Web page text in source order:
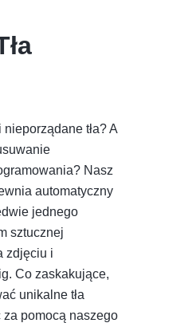
tła? A
Nasz
automatyczny
jednego
sztucznej
zdjęciu i
Co zaskakujące,
unikalne tła
pomocą naszego